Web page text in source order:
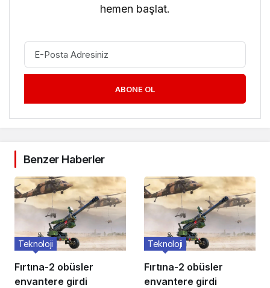
hemen başlat.
ABONE OL
Benzer Haberler
Fırtına-2 obüsler
envantere girdi
Teknoloji
Fırtına-2 obüsler
envantere girdi
Teknoloji